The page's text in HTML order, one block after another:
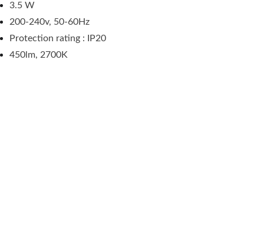
3.5 W
200-240v, 50-60Hz
Protection rating : IP20
450lm, 2700K